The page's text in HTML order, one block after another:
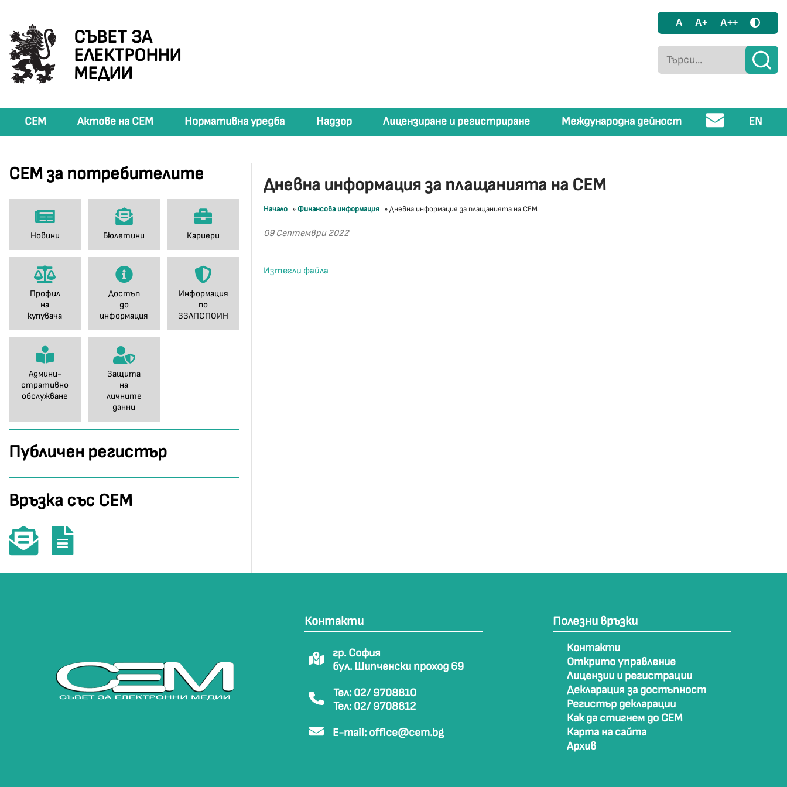
СЪВЕТ ЗА
ЕЛЕКТРОННИ
МЕДИИ
A A+ A++
СЕМ Актове на СЕМ Нормативна уредба Надзор Лицензиране и регистриране Международна дейност EN
СЕМ за потребителите
Новини Бюлетини Кариери
Профил
на
купувача
Достъп
до
информация
Информация
по
ЗЗЛПСПОИН
Админи-
стративно
обслужване
Защита
на
личните
данни
Публичен регистър
Връзка със СЕМ
Дневна информация за плащанията на СЕМ
Начало » Финансова информация »Дневна информация за плащанията на СЕМ
09 Септември 2022
Изтегли файла
Контакти
гр. София
бул. Шипченски проход 69
Тел: 02/ 9708810
Тел: 02/ 9708812
E-mail: office@cem.bg
Полезни връзки
Контакти
Открито управление
Лицензии и регистрации
Декларация за достъпност
Регистър декларации
Как да стигнем до СЕМ
Карта на сайта
Архив